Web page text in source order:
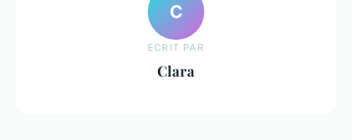
C
ECRIT PAR
Clara